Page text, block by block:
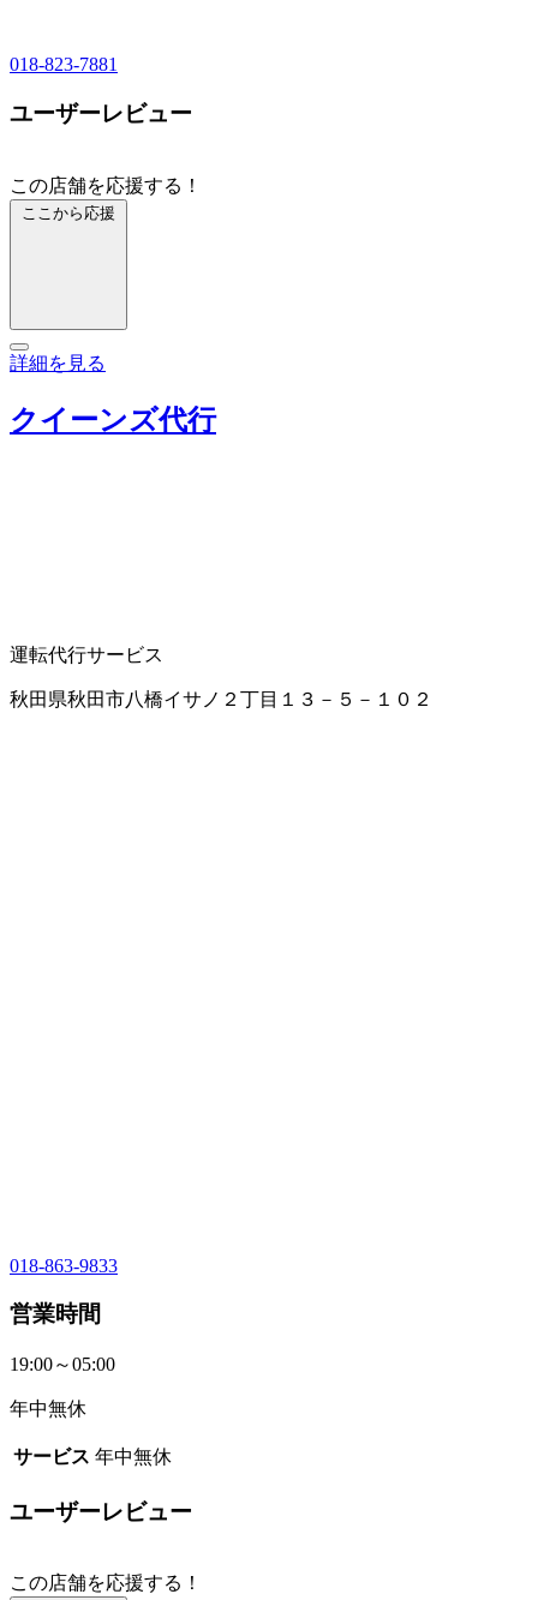
018-823-7881
ユーザーレビュー
この店舗を応援する！
ここから応援
詳細を見る
クイーンズ代行
運転代行サービス
秋田県秋田市八橋イサノ２丁目１３－５－１０２
018-863-9833
営業時間
19:00～05:00
年中無休
サービス 年中無休
ユーザーレビュー
この店舗を応援する！